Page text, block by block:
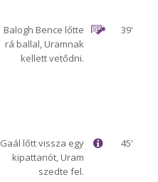
39'
Balogh Bence lőtte
rá ballal, Uramnak
kellett vetődni.
45'
Gaál lőtt vissza egy
kipattanót, Uram
szedte fel.